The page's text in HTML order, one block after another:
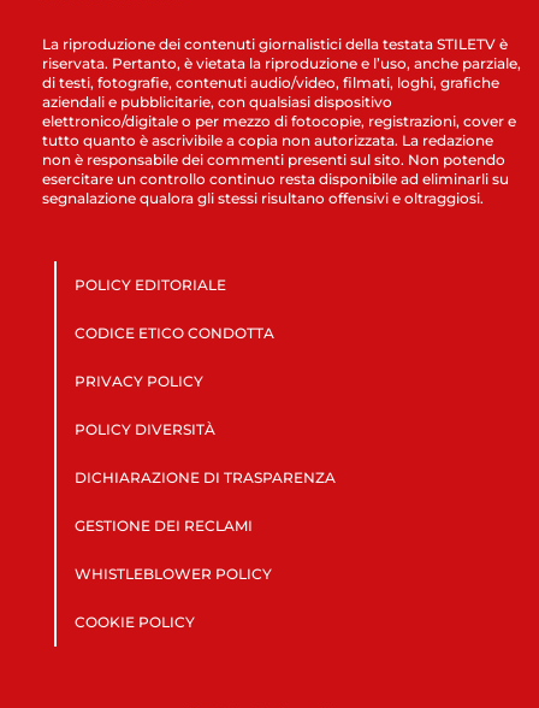
La riproduzione dei contenuti giornalistici della testata STILETV è
riservata. Pertanto, è vietata la riproduzione e l’uso, anche parziale,
di testi, fotografie, contenuti audio/video, filmati, loghi, grafiche
aziendali e pubblicitarie, con qualsiasi dispositivo
elettronico/digitale o per mezzo di fotocopie, registrazioni, cover e
tutto quanto è ascrivibile a copia non autorizzata. La redazione
non è responsabile dei commenti presenti sul sito. Non potendo
esercitare un controllo continuo resta disponibile ad eliminarli su
segnalazione qualora gli stessi risultano offensivi e oltraggiosi.
POLICY EDITORIALE
CODICE ETICO CONDOTTA
PRIVACY POLICY
POLICY DIVERSITÀ
DICHIARAZIONE DI TRASPARENZA
GESTIONE DEI RECLAMI
WHISTLEBLOWER POLICY
COOKIE POLICY